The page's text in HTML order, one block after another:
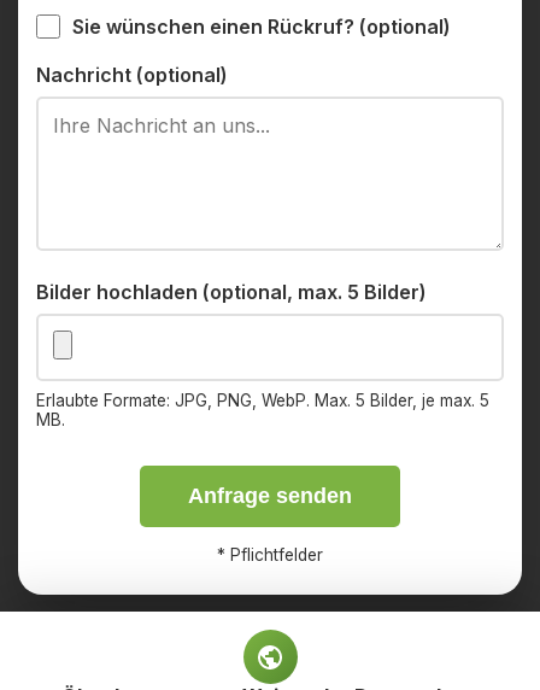
Sie wünschen einen Rückruf? (optional)
Nachricht (optional)
Bilder hochladen (optional, max. 5 Bilder)
Erlaubte Formate: JPG, PNG, WebP. Max. 5 Bilder, je max. 5
MB.
Anfrage senden
* Pflichtfelder